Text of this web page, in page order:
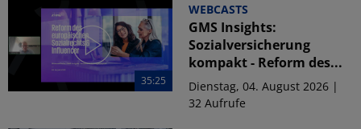
35:25
WEBCASTS
GMS Insights:
Sozialversicherung
kompakt - Reform des...
Dienstag, 04. August 2026 |
32 Aufrufe